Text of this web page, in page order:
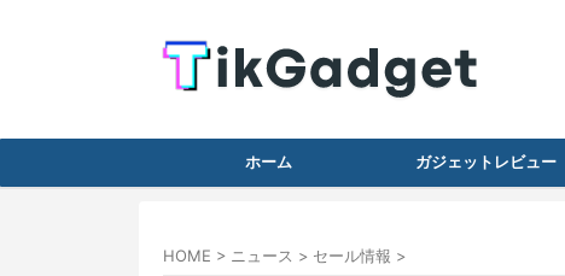
ホーム ガジェットレビュー
HOME > ニュース > セール情報 >